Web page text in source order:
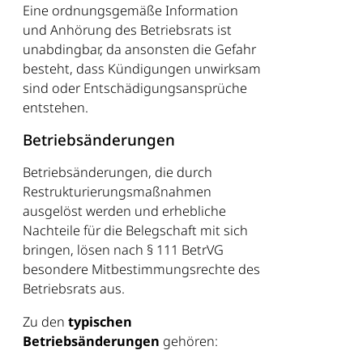
Eine ordnungsgemäße Information
und Anhörung des Betriebsrats ist
unabdingbar, da ansonsten die Gefahr
besteht, dass Kündigungen unwirksam
sind oder Entschädigungsansprüche
entstehen.
Betriebsänderungen
Betriebsänderungen, die durch
Restrukturierungsmaßnahmen
ausgelöst werden und erhebliche
Nachteile für die Belegschaft mit sich
bringen, lösen nach § 111 BetrVG
besondere Mitbestimmungsrechte des
Betriebsrats aus.
Zu den typischen
Betriebsänderungen gehören: